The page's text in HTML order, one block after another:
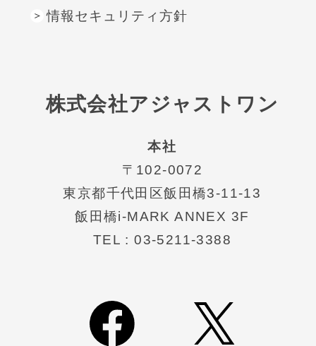
株式会社アジャストワン
本社
〒102-0072
東京都千代⽥区飯⽥橋3-11-13
飯田橋i-MARK ANNEX 3F
TEL : 03-5211-3388
情報セキュリティ方針